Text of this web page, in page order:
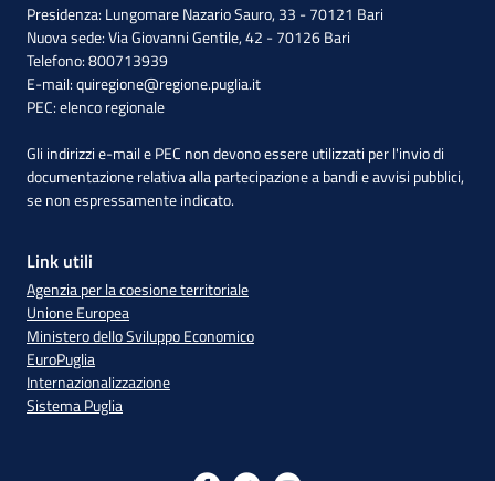
Presidenza: Lungomare Nazario Sauro, 33 - 70121 Bari
Nuova sede: Via Giovanni Gentile, 42 - 70126 Bari
Telefono: 800713939
E-mail:quiregione@regione.puglia.it
PEC:elenco regionale
Gli indirizzi e-mail e PEC non devono essere utilizzati per l'invio di
documentazione relativa alla partecipazione a bandi e avvisi pubblici,
se non espressamente indicato.
Link utili
Agenzia per la coesione territoriale
Unione Europea
Ministero dello Sviluppo Economico
EuroPuglia
Internazionalizzazione
Sistema Puglia